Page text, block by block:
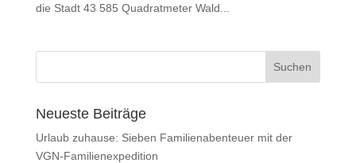
die Stadt 43 585 Quadratmeter Wald...
Neueste Beiträge
Urlaub zuhause: Sieben Familienabenteuer mit der
VGN-Familienexpedition